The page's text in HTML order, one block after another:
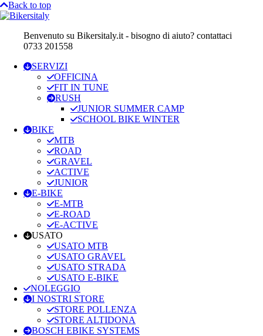
Back to top
Benvenuto su Bikersitaly.it - bisogno di aiuto? contattaci
0733 201558
SERVIZI
OFFICINA
FIT IN TUNE
RUSH
JUNIOR SUMMER CAMP
SCHOOL BIKE WINTER
BIKE
MTB
ROAD
GRAVEL
ACTIVE
JUNIOR
E-BIKE
E-MTB
E-ROAD
E-ACTIVE
USATO
USATO MTB
USATO GRAVEL
USATO STRADA
USATO E-BIKE
NOLEGGIO
I NOSTRI STORE
STORE POLLENZA
STORE ALTIDONA
BOSCH EBIKE SYSTEMS